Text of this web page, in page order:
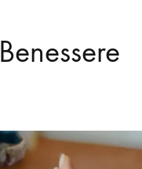
Benessere